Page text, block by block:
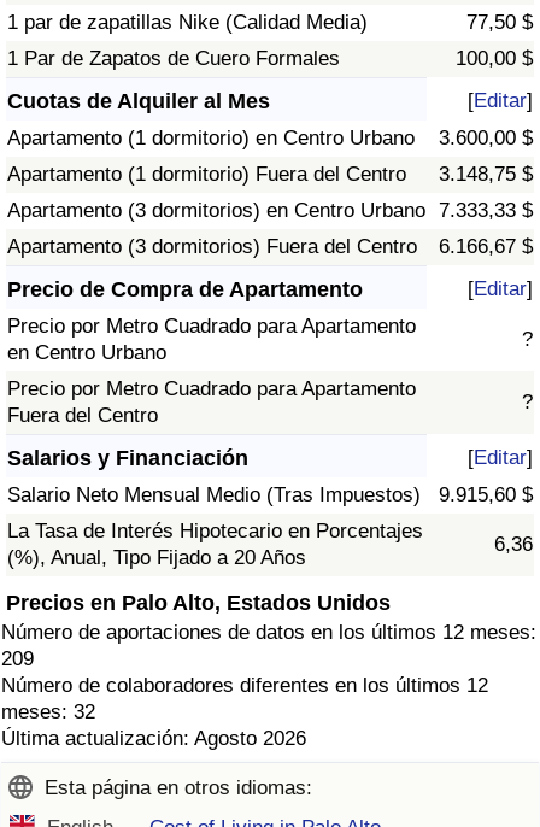
1 par de zapatillas Nike (Calidad Media)
77,50 $
1 Par de Zapatos de Cuero Formales
100,00 $
Cuotas de Alquiler al Mes [Editar]
Apartamento (1 dormitorio) en Centro Urbano
3.600,00 $
Apartamento (1 dormitorio) Fuera del Centro
3.148,75 $
Apartamento (3 dormitorios) en Centro Urbano 7.333,33 $
Apartamento (3 dormitorios) Fuera del Centro
6.166,67 $
Precio de Compra de Apartamento [Editar]
Precio por Metro Cuadrado para Apartamento
en Centro Urbano
?
Precio por Metro Cuadrado para Apartamento
Fuera del Centro
?
Salarios y Financiación [Editar]
Salario Neto Mensual Medio (Tras Impuestos)
9.915,60 $
La Tasa de Interés Hipotecario en Porcentajes
(%), Anual, Tipo Fijado a 20 Años
6,36
Precios en Palo Alto, Estados Unidos
Número de aportaciones de datos en los últimos 12 meses:
209
Número de colaboradores diferentes en los últimos 12
meses: 32
Última actualización: Agosto 2026
Esta página en otros idiomas: